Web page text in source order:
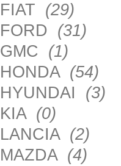
FIAT (29)
FORD (31)
GMC (1)
HONDA (54)
HYUNDAI (3)
KIA (0)
LANCIA (2)
MAZDA (4)